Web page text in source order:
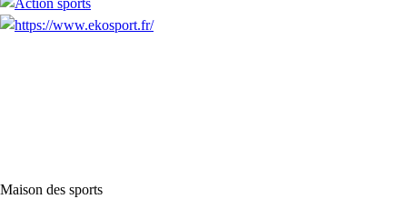
Maison des sports